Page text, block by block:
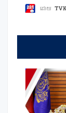
ដោយ